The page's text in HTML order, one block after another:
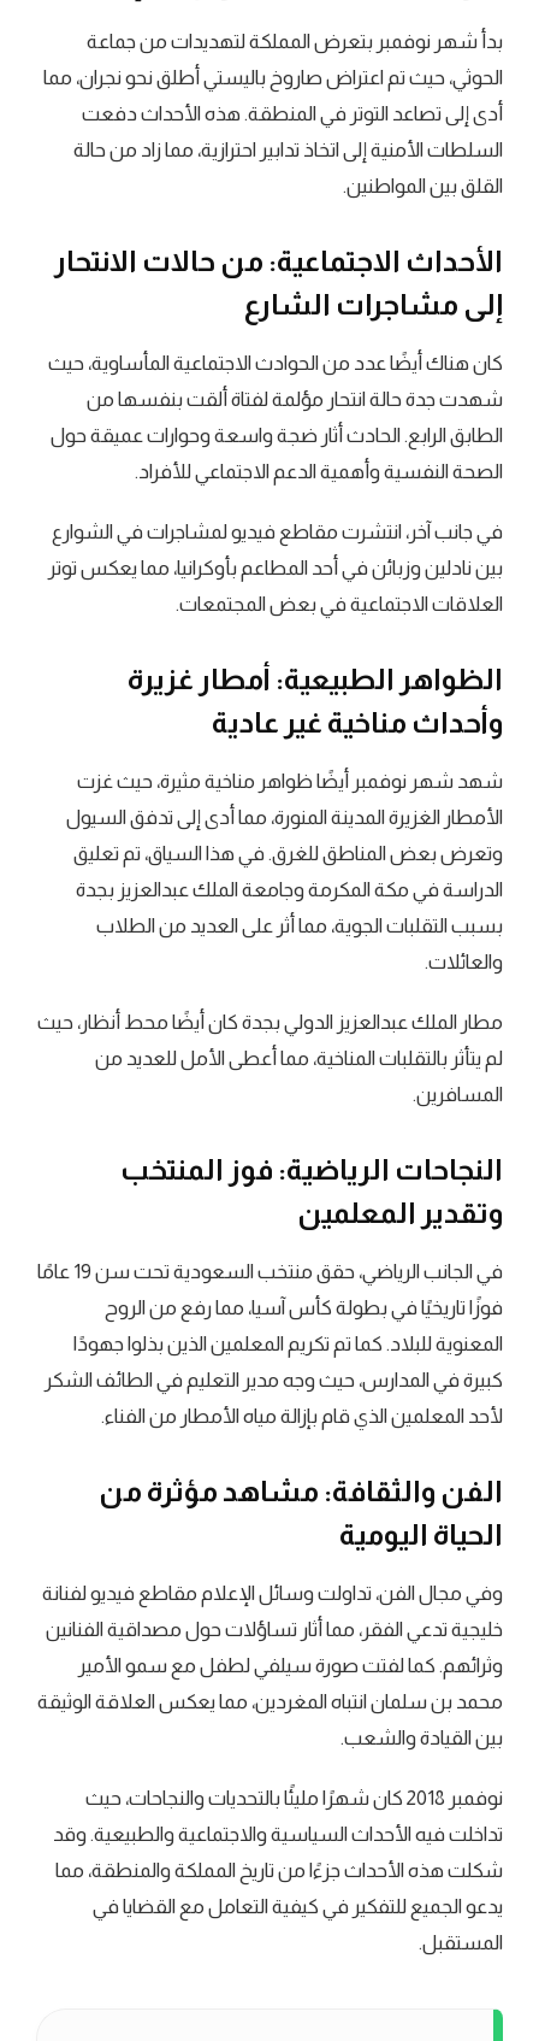
بدأ شهر نوفمبر بتعرض المملكة لتهديدات من جماعة
الحوثي، حيث تم اعتراض صاروخ باليستي أطلق نحو نجران، مما
أدى إلى تصاعد التوتر في المنطقة. هذه الأحداث دفعت
السلطات الأمنية إلى اتخاذ تدابير احترازية، مما زاد من حالة
القلق بين المواطنين.
الأحداث الاجتماعية: من حالات الانتحار
إلى مشاجرات الشارع
كان هناك أيضًا عدد من الحوادث الاجتماعية المأساوية، حيث
شهدت جدة حالة انتحار مؤلمة لفتاة ألقت بنفسها من
الطابق الرابع. الحادث أثار ضجة واسعة وحوارات عميقة حول
الصحة النفسية وأهمية الدعم الاجتماعي للأفراد.
في جانب آخر، انتشرت مقاطع فيديو لمشاجرات في الشوارع
بين نادلين وزبائن في أحد المطاعم بأوكرانيا، مما يعكس توتر
العلاقات الاجتماعية في بعض المجتمعات.
الظواهر الطبيعية: أمطار غزيرة
وأحداث مناخية غير عادية
شهد شهر نوفمبر أيضًا ظواهر مناخية مثيرة، حيث غزت
الأمطار الغزيرة المدينة المنورة، مما أدى إلى تدفق السيول
وتعرض بعض المناطق للغرق. في هذا السياق، تم تعليق
الدراسة في مكة المكرمة وجامعة الملك عبدالعزيز بجدة
بسبب التقلبات الجوية، مما أثر على العديد من الطلاب
والعائلات.
مطار الملك عبدالعزيز الدولي بجدة كان أيضًا محط أنظار، حيث
لم يتأثر بالتقلبات المناخية، مما أعطى الأمل للعديد من
المسافرين.
النجاحات الرياضية: فوز المنتخب
وتقدير المعلمين
في الجانب الرياضي، حقق منتخب السعودية تحت سن 19 عامًا
فوزًا تاريخيًا في بطولة كأس آسيا، مما رفع من الروح
المعنوية للبلاد. كما تم تكريم المعلمين الذين بذلوا جهودًا
كبيرة في المدارس، حيث وجه مدير التعليم في الطائف الشكر
لأحد المعلمين الذي قام بإزالة مياه الأمطار من الفناء.
الفن والثقافة: مشاهد مؤثرة من
الحياة اليومية
وفي مجال الفن، تداولت وسائل الإعلام مقاطع فيديو لفنانة
خليجية تدعي الفقر، مما أثار تساؤلات حول مصداقية الفنانين
وثرائهم. كما لفتت صورة سيلفي لطفل مع سمو الأمير
محمد بن سلمان انتباه المغردين، مما يعكس العلاقة الوثيقة
بين القيادة والشعب.
نوفمبر 2018 كان شهرًا مليئًا بالتحديات والنجاحات، حيث
تداخلت فيه الأحداث السياسية والاجتماعية والطبيعية. وقد
شكلت هذه الأحداث جزءًا من تاريخ المملكة والمنطقة، مما
يدعو الجميع للتفكير في كيفية التعامل مع القضايا في
المستقبل.